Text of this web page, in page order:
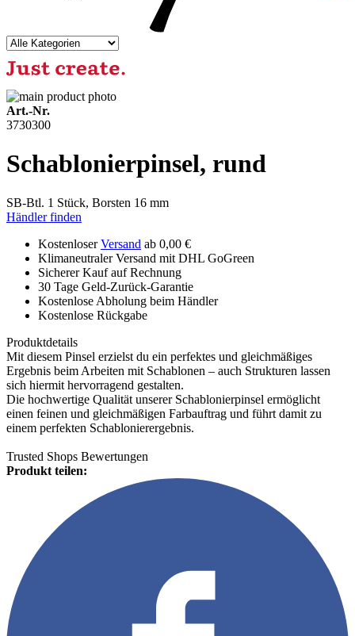
Art.-Nr.
3730300
Schablonierpinsel, rund
SB-Btl. 1 Stück, Borsten 16 mm
Händler finden
KostenloserVersand ab 0,00 €
Klimaneutraler Versand mit DHL GoGreen
Sicherer Kauf auf Rechnung
30 Tage Geld-Zurück-Garantie
Kostenlose Abholung beim Händler
Kostenlose Rückgabe
Produktdetails
Mit diesem Pinsel erzielst du ein perfektes und gleichmäßiges
Ergebnis beim Arbeiten mit Schablonen – auch Strukturen lassen
sich hiermit hervorragend gestalten.
Die hochwertige Qualität unserer Schablonierpinsel ermöglicht
einen feinen und gleichmäßigen Farbauftrag und führt damit zu
einem perfekten Schablonierergebnis.
Trusted Shops Bewertungen
Produkt teilen: